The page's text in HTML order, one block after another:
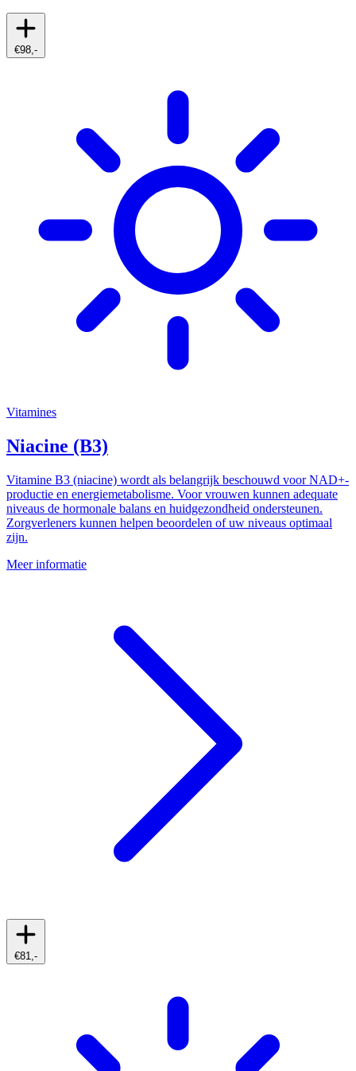
€98,-
Vitamines
Niacine (B3)
Vitamine B3 (niacine) wordt als belangrijk beschouwd voor NAD+-
productie en energiemetabolisme. Voor vrouwen kunnen adequate
niveaus de hormonale balans en huidgezondheid ondersteunen.
Zorgverleners kunnen helpen beoordelen of uw niveaus optimaal
zijn.
Meer informatie
€81,-